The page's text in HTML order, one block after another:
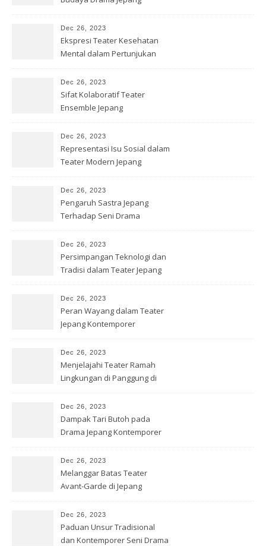
Dec 26, 2023
Ekspresi Teater Kesehatan
Mental dalam Pertunjukan
Dec 26, 2023
Sifat Kolaboratif Teater
Ensemble Jepang
Dec 26, 2023
Representasi Isu Sosial dalam
Teater Modern Jepang
Dec 26, 2023
Pengaruh Sastra Jepang
Terhadap Seni Drama
Dec 26, 2023
Persimpangan Teknologi dan
Tradisi dalam Teater Jepang
Dec 26, 2023
Peran Wayang dalam Teater
Jepang Kontemporer
Dec 26, 2023
Menjelajahi Teater Ramah
Lingkungan di Panggung di
Dec 26, 2023
Dampak Tari Butoh pada
Drama Jepang Kontemporer
Dec 26, 2023
Melanggar Batas Teater
Avant-Garde di Jepang
Dec 26, 2023
Paduan Unsur Tradisional
dan Kontemporer Seni Drama